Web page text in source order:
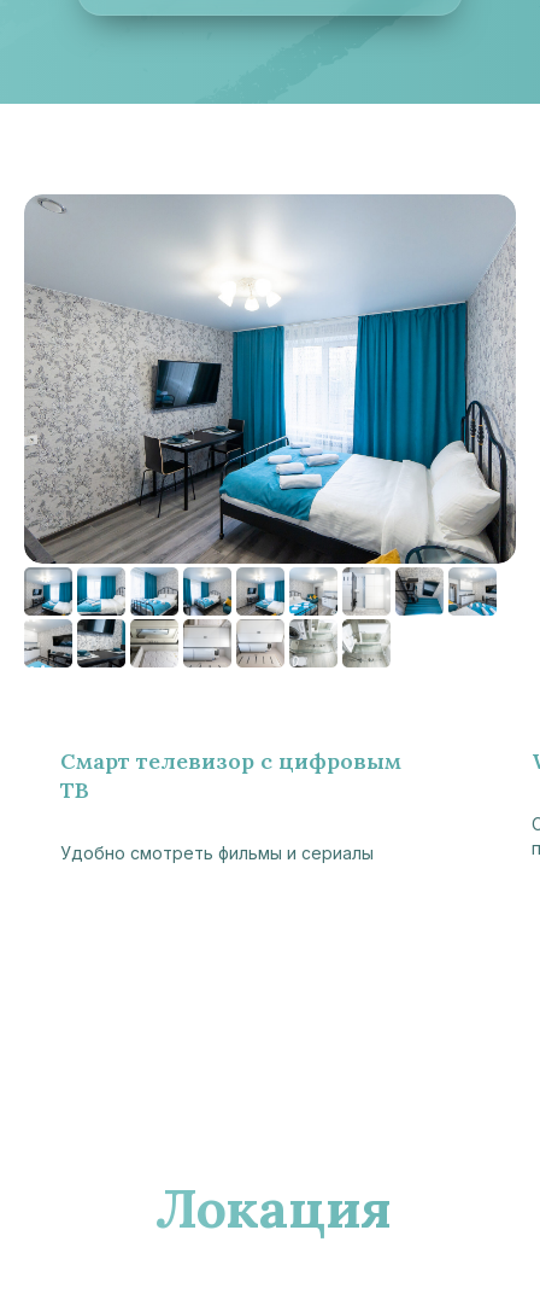
Смарт телевизор с цифровым
ТВ
Удобно смотреть фильмы и сериалы
Локация